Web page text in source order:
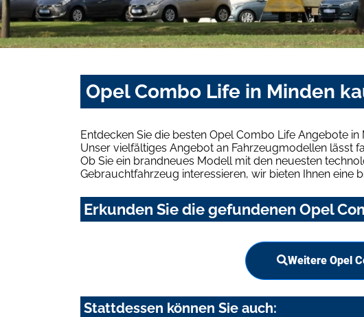
Opel Combo Life in Minden
Entdecken Sie die besten Opel Combo Life Angebote
Unser vielfältiges Angebot an Fahrzeugmodellen lässt
Ob Sie ein brandneues Modell mit den neuesten
Gebrauchtfahrzeug interessieren, wir bieten Ihnen eine
Erkunden Sie die gefundenen Opel
Weitere Opel
Stattdessen können Sie auch: